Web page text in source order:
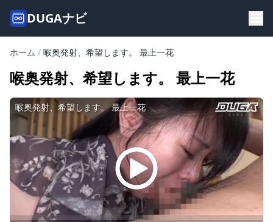
DUGAナビ
ホーム / 喉奥発射、希望します。 最上一花
喉奥発射、希望します。 最上一花